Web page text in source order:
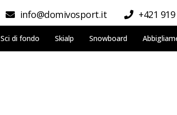
info@domivosport.it +421
Sci di fondo Skialp Snowboard